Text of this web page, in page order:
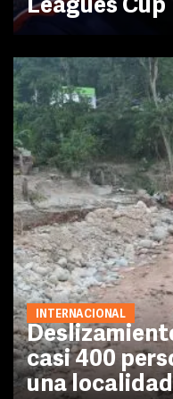
Leagues Cup
INTERNACIONAL
casi 400
una